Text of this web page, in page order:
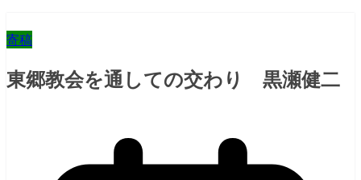
寄稿
東郷教会を通しての交わり 黒瀬健二